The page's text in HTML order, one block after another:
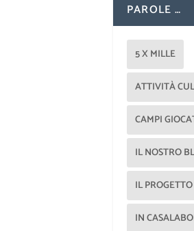
PAROLE …
5 X MILLE
ATTIVITÀ
CAMPI
IL NOSTRO
IL
IN